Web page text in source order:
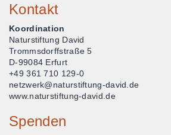
Kontakt
Koordination
Naturstiftung David
Trommsdorffstraße 5
D-99084 Erfurt
+49 361 710 129-0
netzwerk@naturstiftung-david.de
www.naturstiftung-david.de
Spenden